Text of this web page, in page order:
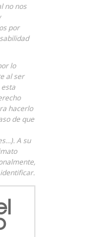
no nos
por
lo
al ser
hacerlo
de que
A su